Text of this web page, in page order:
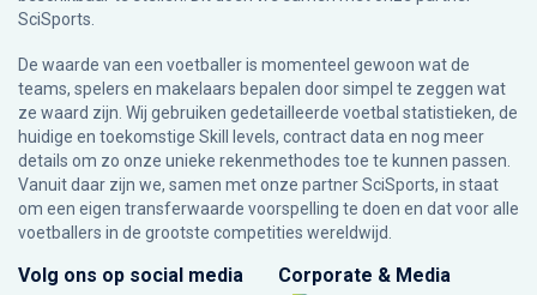
SciSports.
De waarde van een voetballer is momenteel gewoon wat de
teams, spelers en makelaars bepalen door simpel te zeggen wat
ze waard zijn. Wij gebruiken gedetailleerde voetbal statistieken, de
huidige en toekomstige Skill levels, contract data en nog meer
details om zo onze unieke rekenmethodes toe te kunnen passen.
Vanuit daar zijn we, samen met onze partner SciSports, in staat
om een eigen transferwaarde voorspelling te doen en dat voor alle
voetballers in de grootste competities wereldwijd.
Volg ons op social media Corporate & Media